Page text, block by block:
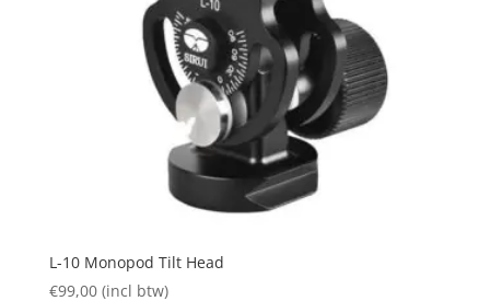
L-10 Monopod Tilt Head
€99,00 (incl btw)